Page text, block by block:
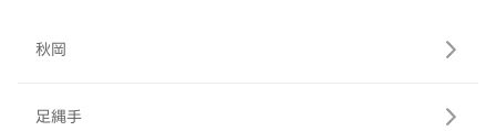
秋岡
足縄手